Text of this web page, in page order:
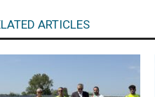
ARTICLES